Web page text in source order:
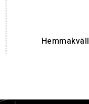
Hemmakväll